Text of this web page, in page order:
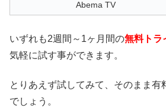
Abema TV
いずれも2週間～1ヶ月間の無料トラ
気軽に試す事ができます。
とりあえず試してみて、そのまま有
でしょう。